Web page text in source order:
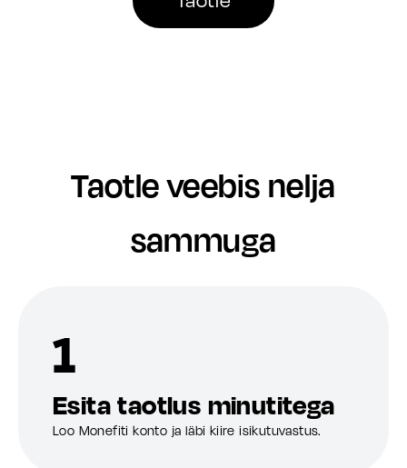
Taotle veebis nelja
sammuga
1
Esita taotlus minutitega
Loo Monefiti konto ja läbi kiire isikutuvastus.